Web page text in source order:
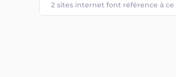
2 sites internet font référence à ce